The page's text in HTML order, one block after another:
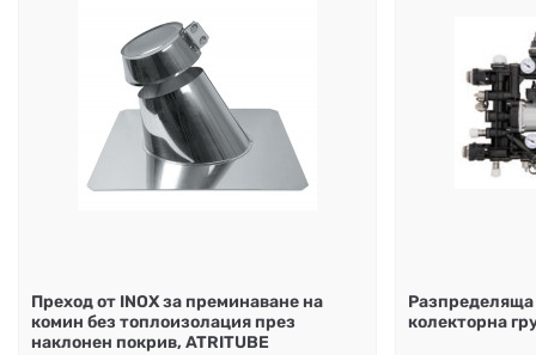
Преход от INOX за преминаване на
комин без топлоизолация през
наклонен покрив, ATRITUBE
колекторна